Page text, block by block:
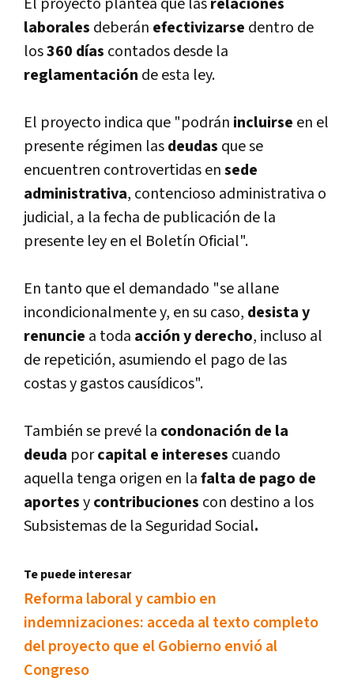
El proyecto plantea que lasrelaciones
laborales deberán efectivizarse dentro de
los360 dí­as contados desde la
reglamentación de esta ley.
El proyecto indica que "podrán incluirse en el
presente régimen lasdeudas que se
encuentren controvertidas ensede
administrativa, contencioso administrativa o
judicial, a la fecha de publicación de la
presente ley en el Boletí­n Oficial".
En tanto que el demandado "se allane
incondicionalmente y, en su caso, desista y
renuncie a toda acción y derecho, incluso al
de repetición, asumiendo el pago de las
costas y gastos causí­dicos".
También se prevé la condonación de la
deuda porcapital e intereses cuando
aquella tenga origen en lafalta de pago de
aportesycontribuciones con destino a los
Subsistemas de la Seguridad Social.
Te puede interesar
Reforma laboral y cambio en
indemnizaciones: acceda al texto completo
del proyecto que el Gobierno envió al
Congreso